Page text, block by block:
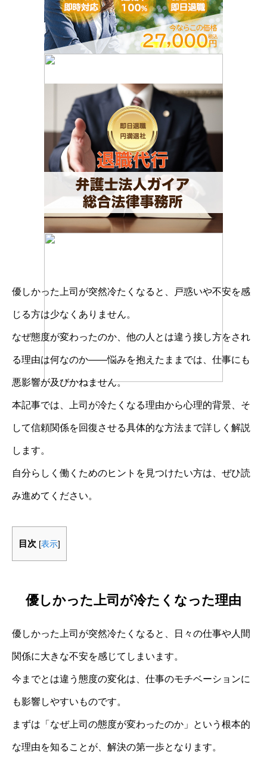
優しかった上司が突然冷たくなると、戸惑いや不安を感
じる方は少なくありません。
なぜ態度が変わったのか、他の人とは違う接し方をされ
る理由は何なのか――悩みを抱えたままでは、仕事にも
悪影響が及びかねません。
本記事では、上司が冷たくなる理由から心理的背景、そ
して信頼関係を回復させる具体的な方法まで詳しく解説
します。
自分らしく働くためのヒントを見つけたい方は、ぜひ読
み進めてください。
目次 [表示]
優しかった上司が冷たくなった理由
優しかった上司が突然冷たくなると、日々の仕事や人間
関係に大きな不安を感じてしまいます。
今までとは違う態度の変化は、仕事のモチベーションに
も影響しやすいものです。
まずは「なぜ上司の態度が変わったのか」という根本的
な理由を知ることが、解決の第一歩となります。